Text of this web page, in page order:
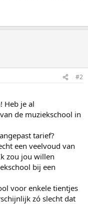
#2
Heb je al
de muziekschool in
tarief?
een veelvoud van
zou jou willen
bij een
voor enkele tientjes
zó slecht dat